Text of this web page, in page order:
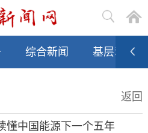
综合新闻 基层动态
返回
懂中国能源下一个五年